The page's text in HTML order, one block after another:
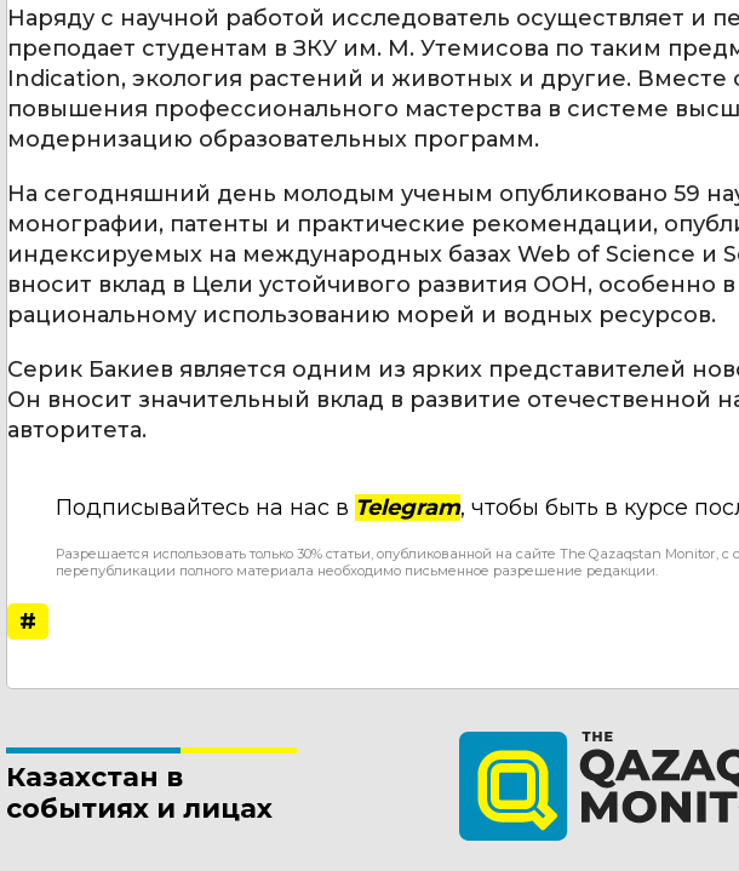
Наряду с научной работой исследователь осуществляет и
преподает студентам в ЗКУ им. М. Утемисова по таким
Indication, экология растений и животных и другие. Вместе
повышения профессионального мастерства в системе
модернизацию образовательных программ.
На сегодняшний день молодым ученым опубликовано 59
монографии, патенты и практические рекомендации,
индексируемых на международных базах Web of Science и
вносит вклад в Цели устойчивого развития ООН, особенно
рациональному использованию морей и водных ресурсов.
Серик Бакиев является одним из ярких представителей
Он вносит значительный вклад в развитие отечественной
авторитета.
Подписывайтесь на нас в Telegram, чтобы быть в курсе
Разрешается использовать только 30% статьи, опубликованной на сайте The Qazaqstan Monitor,
перепубликации полного материала необходимо письменное разрешение редакции.
#
Казахстан в
событиях и лицах